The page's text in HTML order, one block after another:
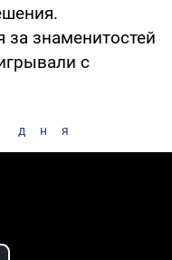
знаменитостей
с
дня